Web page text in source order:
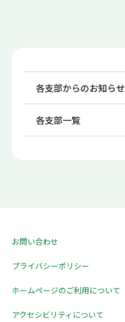
各支部からのお知らせ
各支部一覧
お問い合わせ
プライバシーポリシー
ホームページのご利用について
アクセシビリティについて